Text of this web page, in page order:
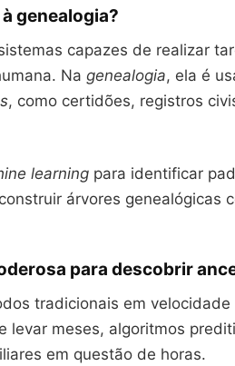
genealogia?
capazes de realizar
Na genealogia, ela é
, como certidões, registros
learning para identificar
árvores genealógicas
para descobrir
tradicionais em velocidade
levar meses, algoritmos
em questão de horas.